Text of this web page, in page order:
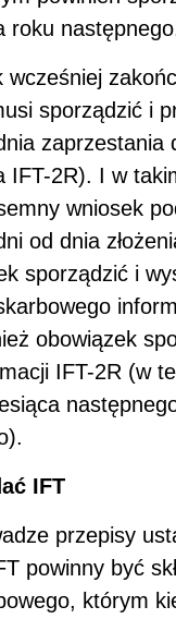
roku
wcześniej
sporządzić i
zaprzestania
IFT-2R). I w
wniosek
od dnia
sporządzić i
obowiązek
IFT-2R (w
IFT
przepisy
powinny być
którym